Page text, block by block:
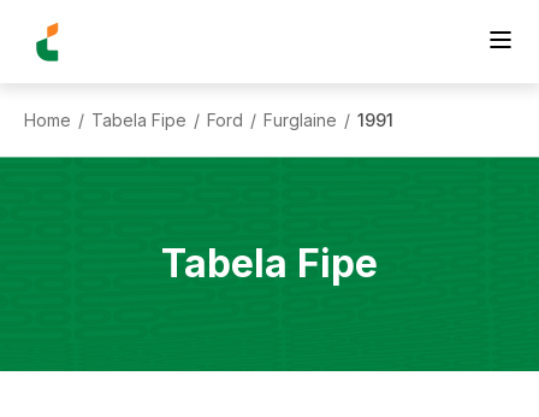
Home / Tabela Fipe / Ford / Furglaine / 1991
Tabela Fipe